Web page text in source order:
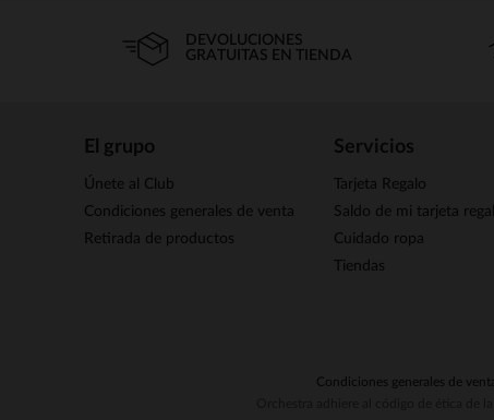
DEVOLUCIONES
GRATUITAS EN TIENDA
El grupo
Únete al Club
Condiciones generales de venta
Retirada de productos
Servicios
Tarjeta Regalo
Saldo de mi tarjeta
Cuidado ropa
Tiendas
Condiciones generales de